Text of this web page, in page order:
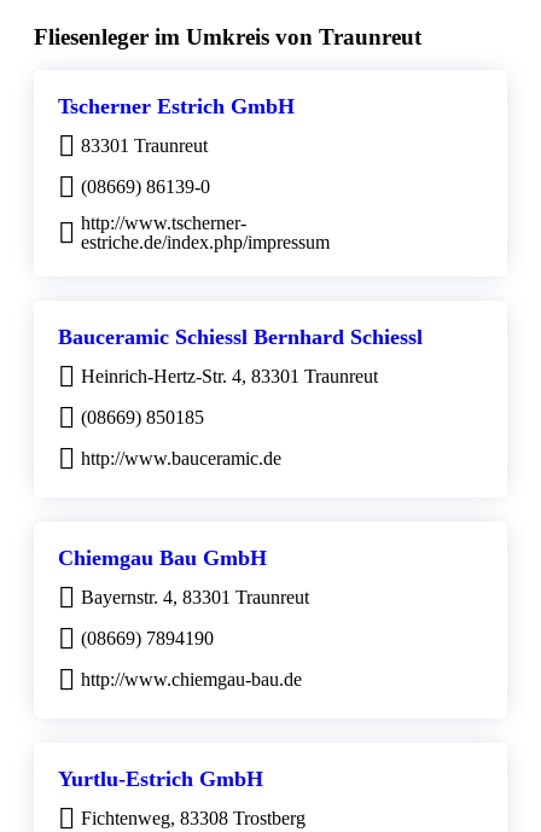
Fliesenleger im Umkreis von Traunreut
Tscherner Estrich GmbH
83301 Traunreut
(08669) 86139-0
http://www.tscherner-
estriche.de/index.php/impressum
Bauceramic Schiessl Bernhard Schiessl
Heinrich-Hertz-Str. 4, 83301 Traunreut
(08669) 850185
http://www.bauceramic.de
Chiemgau Bau GmbH
Bayernstr. 4, 83301 Traunreut
(08669) 7894190
http://www.chiemgau-bau.de
Yurtlu-Estrich GmbH
Fichtenweg, 83308 Trostberg